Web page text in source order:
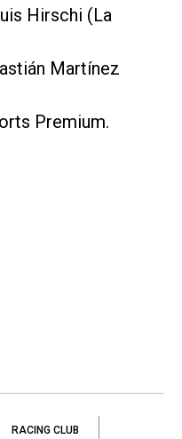
Hirschi (La
Martínez
Premium.
RACING CLUB